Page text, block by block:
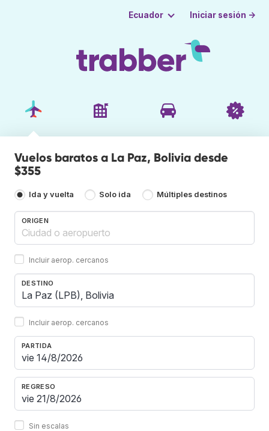
Ecuador Iniciar sesión →
Vuelos baratos a La Paz, Bolivia desde
$355
Ida y vuelta Solo ida Múltiples destinos
ORIGEN
Incluir aerop. cercanos
DESTINO
Incluir aerop. cercanos
PARTIDA
REGRESO
Sin escalas